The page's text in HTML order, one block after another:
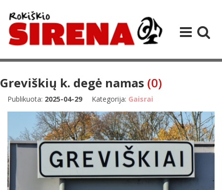
Greviškių k. degė namas (0)
Publikuota: 2025-04-29 Kategorija: Gaisrai